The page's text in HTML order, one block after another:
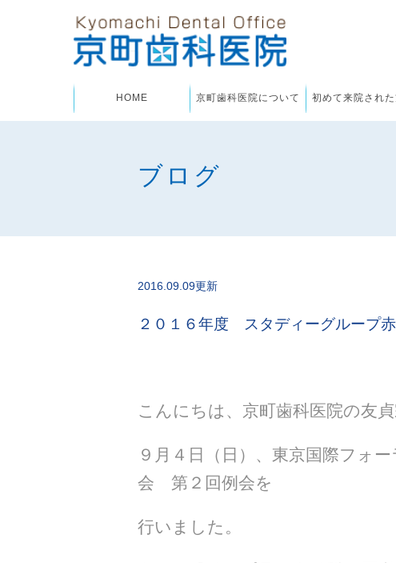
HOME 京町歯科医院について 初めて来院され
ブログ
2016.09.09更新
２０１６年度 スタディーグループ
こんにちは、京町歯科医院の友貞
９月４日（日）、東京国際フォ
会 第２回例会を
行いました。